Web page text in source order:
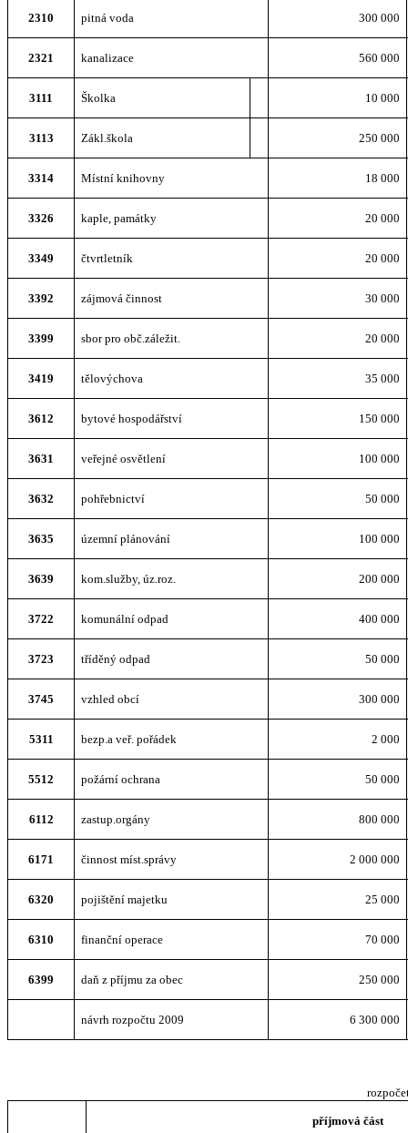
2310 pitná voda 300 000
2321 kanalizace 560 000
3111 Školka 10 000
3113 Zákl.škola 250 000
3314 Místní knihovny 18 000
3326 kaple, památky 20 000
3349 čtvrtletník 20 000
3392 zájmová činnost 30 000
3399 sbor pro obč.záležit. 20 000
3419 tělovýchova 35 000
3612 bytové hospodářství 150 000
3631 veřejné osvětlení 100 000
3632 pohřebnictví 50 000
3635 územní plánování 100 000
3639 kom.služby, úz.roz. 200 000
3722 komunální odpad 400 000
3723 tříděný odpad 50 000
3745 vzhled obcí 300 000
5311 bezp.a veř. pořádek 2 000
5512 požární ochrana 50 000
6112 zastup.orgány 800 000
6171 činnost míst.správy 2 000 000
6320 pojištění majetku 25 000
6310 finanční operace 70 000
6399 daň z příjmu za obec 250 000
návrh rozpočtu 2009 6 300 000
příjmová část